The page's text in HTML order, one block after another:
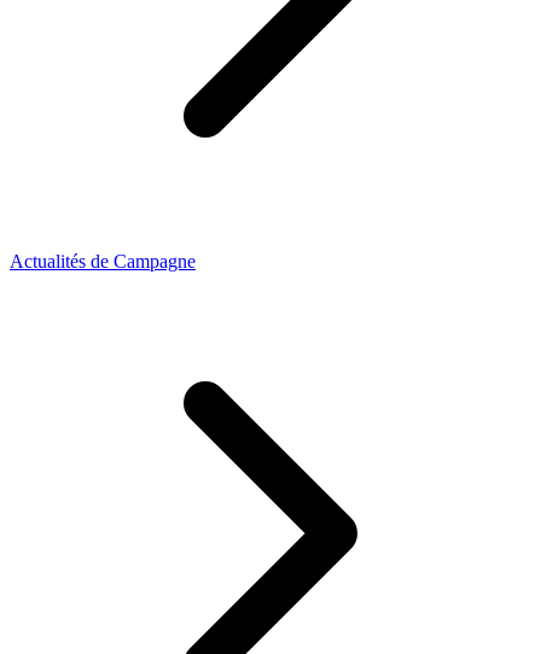
Actualités de Campagne